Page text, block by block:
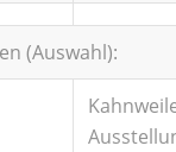
(Auswahl):